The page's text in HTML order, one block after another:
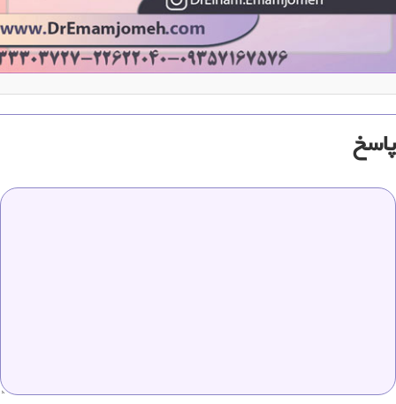
پاسخ